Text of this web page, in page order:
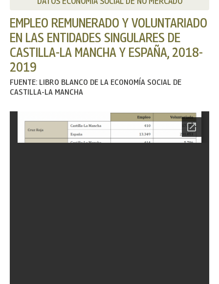
EMPLEO REMUNERADO Y VOLUNTARIADO
EN LAS ENTIDADES SINGULARES DE
CASTILLA-LA MANCHA Y ESPAÑA, 2018-
2019
FUENTE: LIBRO BLANCO DE LA ECONOMÍA SOCIAL DE
CASTILLA-LA MANCHA